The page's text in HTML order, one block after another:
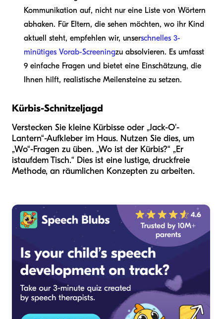
Kommunikation auf, nicht nur eine Liste von Wörtern
abhaken. Für Eltern, die sehen möchten, wo ihr Kind
aktuell steht, empfehlen wir, unserschnelles 3-
minütiges Vorab-Screeningzu absolvieren. Es umfasst
9 einfache Fragen und bietet eine Einschätzung, die
Ihnen hilft, realistische Meilensteine zu setzen.
Kürbis-Schnitzeljagd
Verstecken Sie kleine Kürbisse oder „Jack-O'-
Lantern“-Aufkleber im Haus. Nutzen Sie dies, um
„Wo“-Fragen zu üben. „Wo ist der Kürbis?“ „Er
istaufdem Tisch.“ Dies ist eine lustige, druckfreie
Methode, an räumlichen Konzepten zu arbeiten.